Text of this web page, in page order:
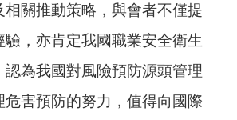
相關推動策略，與會者不僅提
，亦肯定我國職業安全衛生
為我國對風險預防源頭管理
危害預防的努力，值得向國際